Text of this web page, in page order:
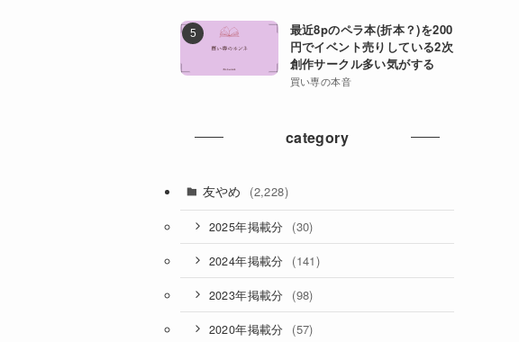
最近8pのペラ本(折本？)を200
円でイベント売りしている2次
創作サークル多い気がする
買い専の本音
category
友やめ (2,228)
2025年掲載分 (30)
2024年掲載分 (141)
2023年掲載分 (98)
2020年掲載分 (57)